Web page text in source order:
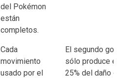
del Pokémon
están
completos.
Cada
movimiento
usado por el
El segundo
sólo produce
25% del daño